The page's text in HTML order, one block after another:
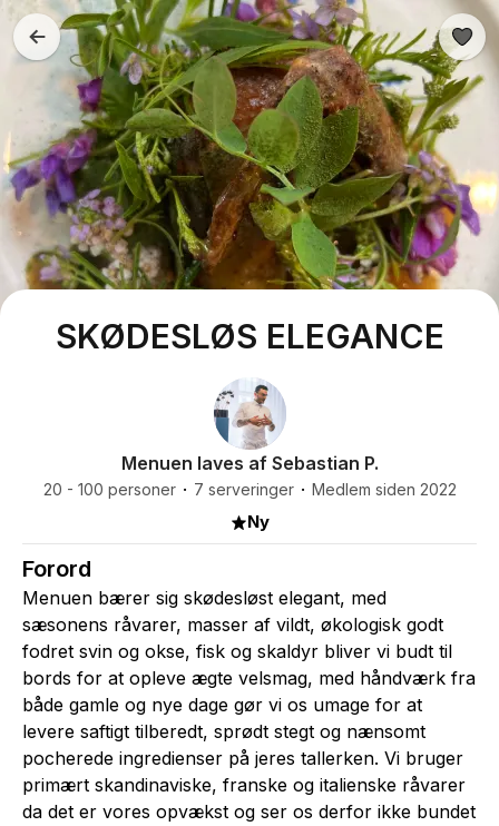
SKØDESLØS ELEGANCE
Menuen laves af Sebastian P.
20 - 100 personer 7 serveringer Medlem siden 2022
Ny
Forord
Menuen bærer sig skødesløst elegant, med
sæsonens råvarer, masser af vildt, økologisk godt
fodret svin og okse, fisk og skaldyr bliver vi budt til
bords for at opleve ægte velsmag, med håndværk fra
både gamle og nye dage gør vi os umage for at
levere saftigt tilberedt, sprødt stegt og nænsomt
pocherede ingredienser på jeres tallerken. Vi bruger
primært skandinaviske, franske og italienske råvarer
da det er vores opvækst og ser os derfor ikke bundet